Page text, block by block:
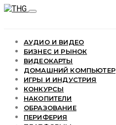
АУДИО И ВИДЕО
БИЗНЕС И РЫНОК
ВИДЕОКАРТЫ
ДОМАШНИЙ КОМПЬЮТЕР
ИГРЫ И ИНДУСТРИЯ
КОНКУРСЫ
НАКОПИТЕЛИ
ОБРАЗОВАНИЕ
ПЕРИФЕРИЯ